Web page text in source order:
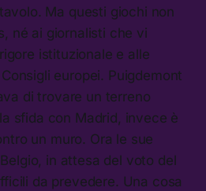
Ma questi giochi non
né ai giornalisti che vi
istituzionale e alle
europei. Puigdemont
di trovare un terreno
sfida con Madrid, invece è
un muro. Ora le sue
in attesa del voto del
da prevedere. Una cosa